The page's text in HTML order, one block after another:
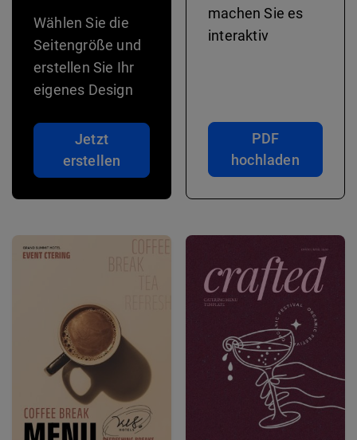
Wählen Sie die
Seitengröße und
erstellen Sie Ihr
eigenes Design
Jetzt
erstellen
machen Sie es
interaktiv
PDF
hochladen